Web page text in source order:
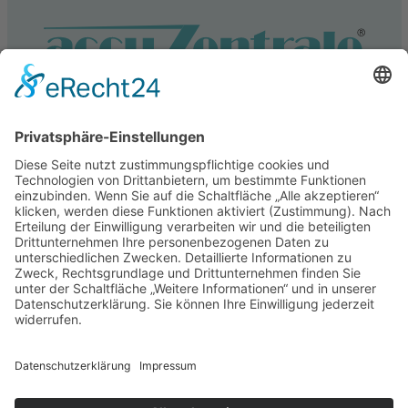
Service
Information
Unsere weiteren Shops